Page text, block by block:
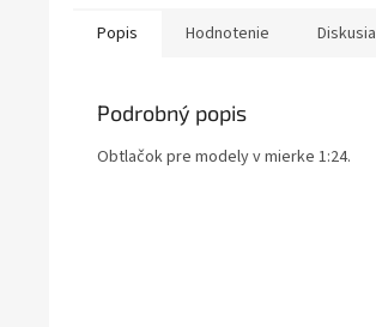
Popis Hodnotenie Diskusia
Podrobný popis
Obtlačok pre modely v mierke 1:24.